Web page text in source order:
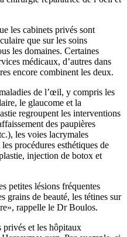
les cabinets privés sont
que sur les soins
les domaines. Certaines
médicaux, d’autres dans
encore combinent les deux.
de l’œil, y compris les
le glaucome et la
regroupent les interventions
des paupières
les voies lacrymales
procédures esthétiques de
injection de botox et
petites lésions fréquentes
grains de beauté, les tétines sur
rappelle le Dr Boulos.
privés et les hôpitaux